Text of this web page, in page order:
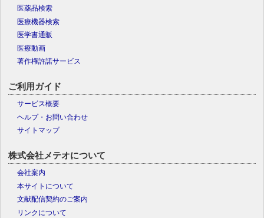
医薬品検索
医療機器検索
医学書通販
医療動画
著作権許諾サービス
ご利用ガイド
サービス概要
ヘルプ・お問い合わせ
サイトマップ
株式会社メテオについて
会社案内
本サイトについて
文献配信契約のご案内
リンクについて